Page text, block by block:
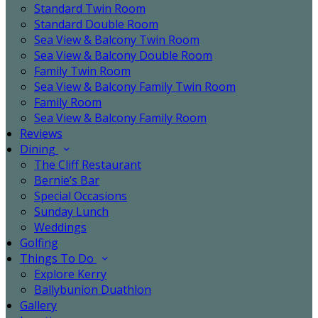
Standard Twin Room
Standard Double Room
Sea View & Balcony Twin Room
Sea View & Balcony Double Room
Family Twin Room
Sea View & Balcony Family Twin Room
Family Room
Sea View & Balcony Family Room
Reviews
Dining
The Cliff Restaurant
Bernie’s Bar
Special Occasions
Sunday Lunch
Weddings
Golfing
Things To Do
Explore Kerry
Ballybunion Duathlon
Gallery